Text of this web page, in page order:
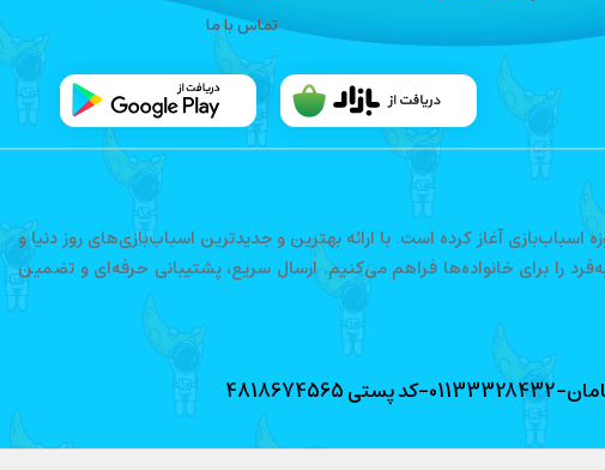
تماس با ما
از سال ۱۳۹۳ فعالیت خود را در حوزه اسباب‌بازی آغاز کرده است. با ارائه بهترین و جدیدترین اسباب‌بازی‌های روز دنیا و
را برای خانواده‌ها فراهم می‌کنیم. ارسال سریع، پشتیبانی حرفه‌ای و تضمین